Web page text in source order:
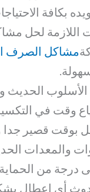
بكافة
اللازمة لحل
مشاكل الصرف
الأسلوب الحديث
وقت في
بوقت قصير جدا
والمعدات
درجة من الحماية
أي اعطال